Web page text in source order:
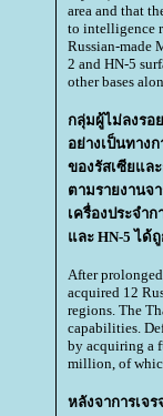
area and that
to intelligence
Russian-made
2 and HN-5
other bases
กลุ่มผู้ไม่ลงรอ
อย่างเป็นทาง
ของรัสเซียแล
ตามรายงานจ
เครื่องประจำ
ละ HN-5 ได้ถู
After
acquired 12
regions. The
capabilities.
by acquiring a
million, of
หลังจาการเจ